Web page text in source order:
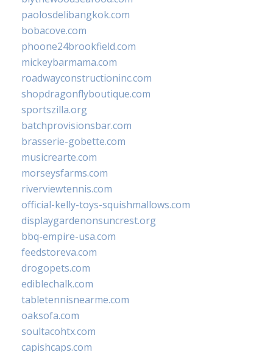
paolosdelibangkok.com
bobacove.com
phoone24brookfield.com
mickeybarmama.com
roadwayconstructioninc.com
shopdragonflyboutique.com
sportszilla.org
batchprovisionsbar.com
brasserie-gobette.com
musicrearte.com
morseysfarms.com
riverviewtennis.com
official-kelly-toys-squishmallows.com
displaygardenonsuncrest.org
bbq-empire-usa.com
feedstoreva.com
drogopets.com
ediblechalk.com
tabletennisnearme.com
oaksofa.com
soultacohtx.com
capishcaps.com